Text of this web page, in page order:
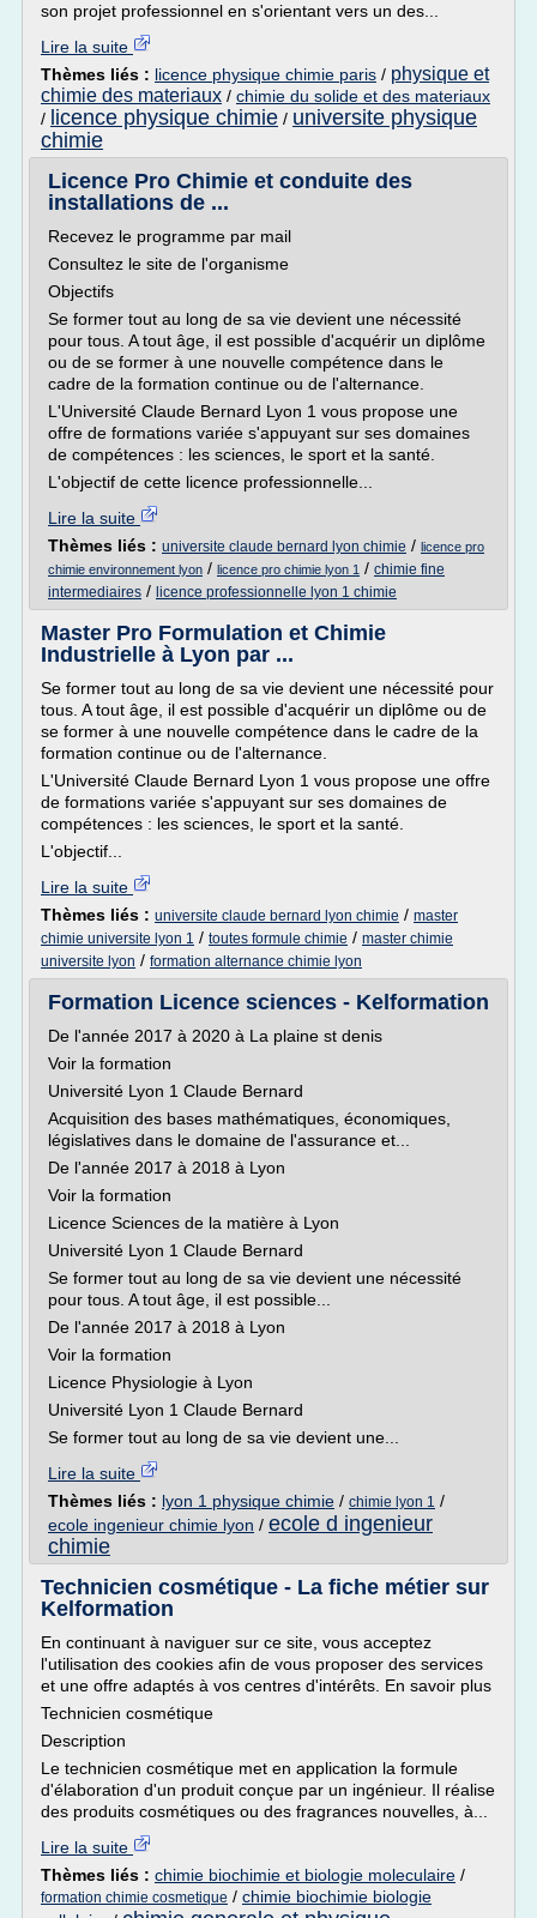
son projet professionnel en s'orientant vers un des...
Lire la suite
Thèmes liés : licence physique chimie paris / physique et
chimie des materiaux / chimie du solide et des materiaux
/ licence physique chimie / universite physique
chimie
Licence Pro Chimie et conduite des
installations de ...
Recevez le programme par mail
Consultez le site de l'organisme
Objectifs
Se former tout au long de sa vie devient une nécessité
pour tous. A tout âge, il est possible d'acquérir un diplôme
ou de se former à une nouvelle compétence dans le
cadre de la formation continue ou de l'alternance.
L'Université Claude Bernard Lyon 1 vous propose une
offre de formations variée s'appuyant sur ses domaines
de compétences : les sciences, le sport et la santé.
L'objectif de cette licence professionnelle...
Lire la suite
Thèmes liés : universite claude bernard lyon chimie / licence pro
chimie environnement lyon / licence pro chimie lyon 1 / chimie fine
intermediaires / licence professionnelle lyon 1 chimie
Master Pro Formulation et Chimie
Industrielle à Lyon par ...
Se former tout au long de sa vie devient une nécessité pour
tous. A tout âge, il est possible d'acquérir un diplôme ou de
se former à une nouvelle compétence dans le cadre de la
formation continue ou de l'alternance.
L'Université Claude Bernard Lyon 1 vous propose une offre
de formations variée s'appuyant sur ses domaines de
compétences : les sciences, le sport et la santé.
L'objectif...
Lire la suite
Thèmes liés : universite claude bernard lyon chimie / master
chimie universite lyon 1 / toutes formule chimie / master chimie
universite lyon / formation alternance chimie lyon
Formation Licence sciences - Kelformation
De l'année 2017 à 2020 à La plaine st denis
Voir la formation
Université Lyon 1 Claude Bernard
Acquisition des bases mathématiques, économiques,
législatives dans le domaine de l'assurance et...
De l'année 2017 à 2018 à Lyon
Voir la formation
Licence Sciences de la matière à Lyon
Université Lyon 1 Claude Bernard
Se former tout au long de sa vie devient une nécessité
pour tous. A tout âge, il est possible...
De l'année 2017 à 2018 à Lyon
Voir la formation
Licence Physiologie à Lyon
Université Lyon 1 Claude Bernard
Se former tout au long de sa vie devient une...
Lire la suite
Thèmes liés : lyon 1 physique chimie / chimie lyon 1 /
ecole ingenieur chimie lyon / ecole d ingenieur
chimie
Technicien cosmétique - La fiche métier sur
Kelformation
En continuant à naviguer sur ce site, vous acceptez
l'utilisation des cookies afin de vous proposer des services
et une offre adaptés à vos centres d'intérêts. En savoir plus
Technicien cosmétique
Description
Le technicien cosmétique met en application la formule
d'élaboration d'un produit conçue par un ingénieur. Il réalise
des produits cosmétiques ou des fragrances nouvelles, à...
Lire la suite
Thèmes liés : chimie biochimie et biologie moleculaire /
formation chimie cosmetique / chimie biochimie biologie